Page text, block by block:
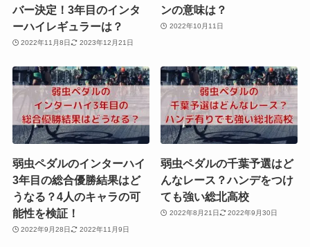
バー決定！3年目のインタ
ーハイレギュラーは？
2022年11月8日 2023年12月21日
ンの意味は？
2022年10月11日
弱虫ペダルのインターハイ
3年目の総合優勝結果はど
うなる？4人のキャラの可
能性を検証！
2022年9月28日 2022年11月9日
弱虫ペダルの千葉予選はど
んなレース？ハンデをつけ
ても強い総北高校
2022年8月21日 2022年9月30日